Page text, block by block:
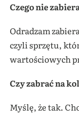
Czego nie
Odradzam
czyli sprzętu,
wartościowych
Czy zabrać na
Myślę, że tak.